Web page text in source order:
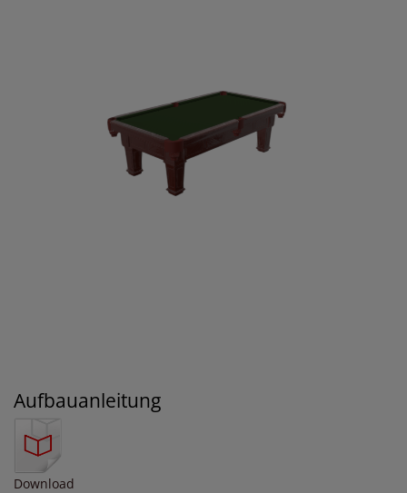
Aufbauanleitung
Download